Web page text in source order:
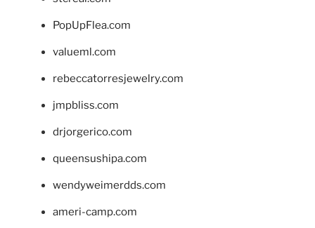
PopUpFlea.com
valueml.com
rebeccatorresjewelry.com
jmpbliss.com
drjorgerico.com
queensushipa.com
wendyweimerdds.com
ameri-camp.com